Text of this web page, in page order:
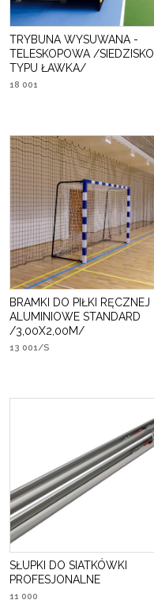
TRYBUNA WYSUWANA -
TELESKOPOWA /SIEDZISKO
TYPU ŁAWKA/
18 001
BRAMKI DO PIŁKI RĘCZNEJ
ALUMINIOWE STANDARD
/3,00X2,00M/
13 001/S
SŁUPKI DO SIATKÓWKI
PROFESJONALNE
11 000